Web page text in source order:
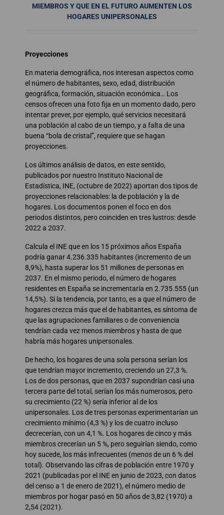
MIEMBROS Y QUE EN EL FUTURO AUMENTEN LOS
HOGARES UNIPERSONALES
Proyecciones
En materia demográfica, nos interesan aspectos como
el número de habitantes, sexo, edad, distribución
geográfica, formación, situación económica… Los
censos ofrecen una foto fija en un momento dado, pero
intentar prever, por ejemplo, qué servicios necesitará
una población al cabo de un tiempo, y a falta de una
buena “bola de cristal”, requiere que se hagan
proyecciones.
Los últimos análisis de datos, en este sentido,
publicados por nuestro Instituto Nacional de
Estadística, INE, (octubre de 2022) aportan dos tipos de
proyecciones relacionables: la de población y la de
hogares. Los documentos ponen el foco en dos
periodos distintos, pero coinciden en tres lustros: desde
2022 a 2037.
Calcula el INE que en los 15 próximos años España
podría ganar 4.236.335 habitantes (incremento de un
8,9%), hasta superar los 51 millones de personas en
2037. En el mismo periodo, el número de hogares
residentes en España se incrementaría en 2.735.555 (un
14,5%). Si la tendencia, por tanto, es a que el número de
hogares crezca más que el de habitantes, es síntoma de
que las agrupaciones familiares o de conveniencia
tendrían cada vez menos miembros y hasta de que
habría más hogares unipersonales.
De hecho, los hogares de una sola persona serían los
que tendrían mayor incremento, creciendo un 27,3 %.
Los de dos personas, que en 2037 supondrían casi una
tercera parte del total, serían los más numerosos, pero
su crecimiento (22 %) sería inferior al de los
unipersonales. Los de tres personas experimentarían un
crecimiento mínimo (4,3 %) y los de cuatro incluso
decrecerían, con un 4,1 %. Los hogares de cinco y más
miembros crecerían un 5 %, pero seguirían siendo, como
hoy sucede, los más infrecuentes (menos de un 6 % del
total). Observando las cifras de población entre 1970 y
2021 (publicadas por el INE en junio de 2023, con datos
del censo a 1 de enero de 2021), el número medio de
miembros por hogar pasó en 50 años de 3,82 (1970) a
2,54 (2021).